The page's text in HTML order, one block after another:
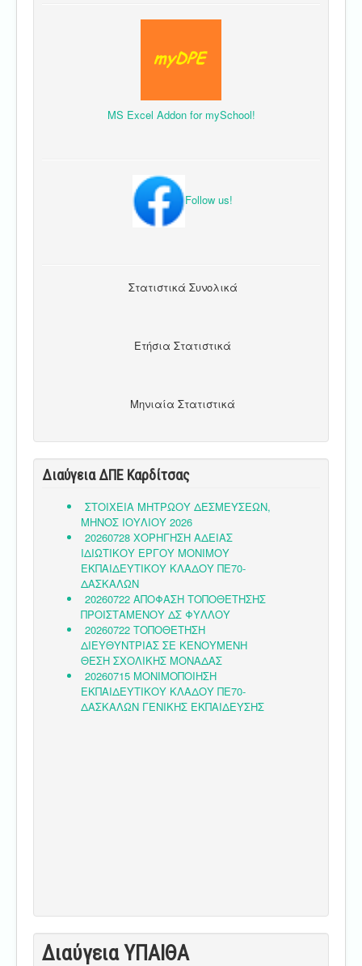
MS Excel Addon for mySchool!
Follow us!
Στατιστικά Συνολικά
Ετήσια Στατιστικά
Μηνιαία Στατιστικά
Διαύγεια ΔΠΕ Καρδίτσας
Διαύγεια ΥΠΑΙΘA